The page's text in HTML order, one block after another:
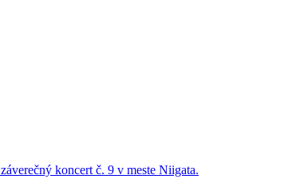
koncert č. 9 v meste Niigata.